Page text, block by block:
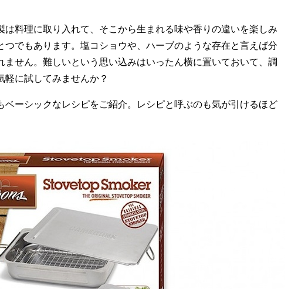
料理に取り入れて、そこから生まれる味や香りの違いを楽しみ
つでもあります。塩コショウや、ハーブのような存在と言えば分
ません。難しいという思い込みはいったん横に置いておいて、調
軽に試してみませんか？
ーシックなレシピをご紹介。レシピと呼ぶのも気が引けるほど
アウトドア系野良ライター